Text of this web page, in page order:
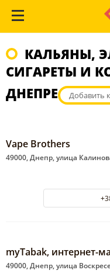
КАЛЬЯНЫ,
СИГАРЕТЫ И
ДНЕПРЕ
Добавить
Vape Brothers
49000, Днепр, улица
myTabak, интернет-
49000, Днепр, улица